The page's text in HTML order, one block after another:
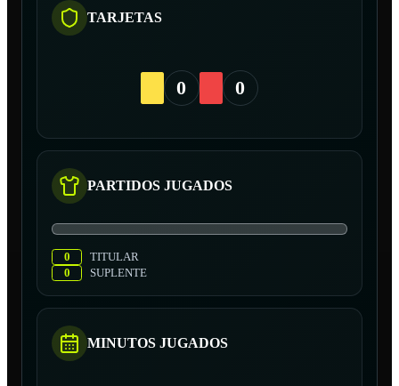
TARJETAS
0 0
PARTIDOS JUGADOS
0
TITULAR
0
SUPLENTE
MINUTOS JUGADOS